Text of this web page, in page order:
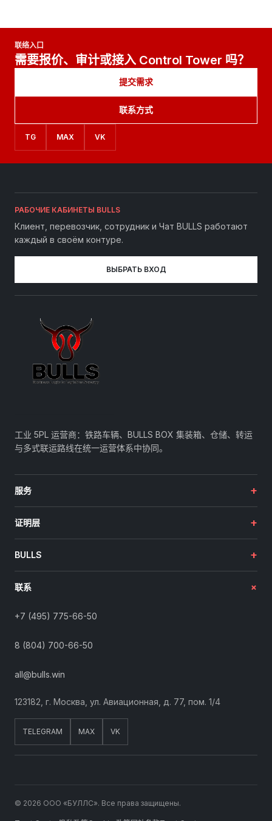
联络入口
需要报价、审计或接入 Control Tower 吗？
提交需求
联系方式
TG MAX VK
РАБОЧИЕ КАБИНЕТЫ BULLS
Клиент, перевозчик, сотрудник и Чат BULLS работают
каждый в своём контуре.
ВЫБРАТЬ ВХОД
工业 5PL 运营商：铁路车辆、BULLS BOX 集装箱、仓储、转运
与多式联运路线在统一运营体系中协同。
服务 +
证明层 +
BULLS +
联系 +
+7 (495) 775-66-50
8 (804) 700-66-50
all@bulls.win
123182, г. Москва, ул. Авиационная, д. 77, пом. 1/4
TELEGRAM MAX VK
© 2026 ООО «БУЛЛС». Все права защищены.